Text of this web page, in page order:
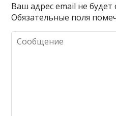
Ваш адрес email не будет
Обязательные поля